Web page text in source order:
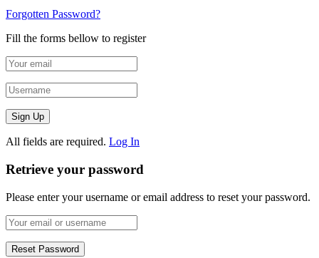
Forgotten Password?
Fill the forms bellow to register
All fields are required. Log In
Retrieve your password
Please enter your username or email address to reset your password.